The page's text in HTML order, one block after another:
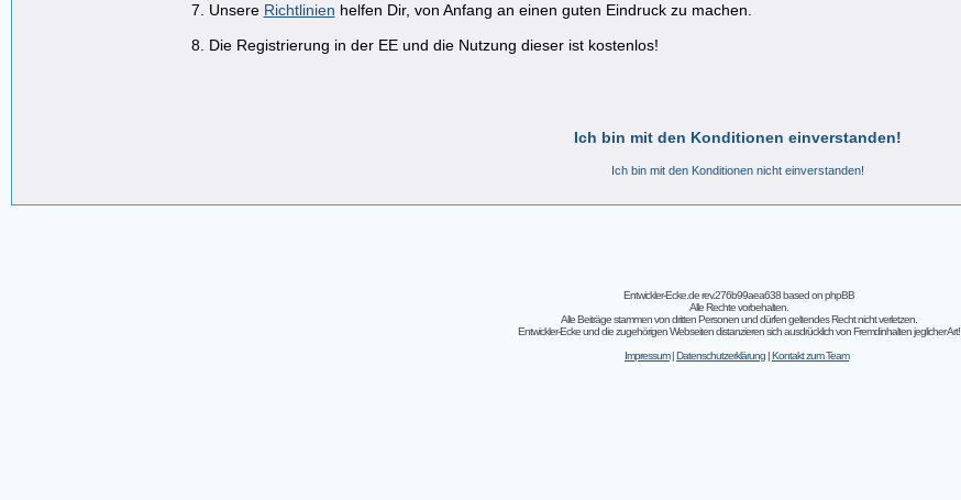
Unsere Richtlinien helfen Dir, von Anfang an einen guten Eindruck zu machen.
Die Registrierung in der EE und die Nutzung dieser ist kostenlos!
Ich bin mit den Konditionen einverstanden!
Ich bin mit den Konditionen nicht einverstanden!
Entwickler-Ecke.de rev.276b99aea638based onphpBB
Alle Rechte vorbehalten.
Alle Beiträge stammen von dritten Personen und dürfen geltendes Recht nicht verletzen.
Entwickler-Ecke und die zugehörigen Webseiten distanzieren sich ausdrücklich von Fremdinhalten jeglicher Art!
Impressum|Datenschutzerklärung |Kontakt zum Team